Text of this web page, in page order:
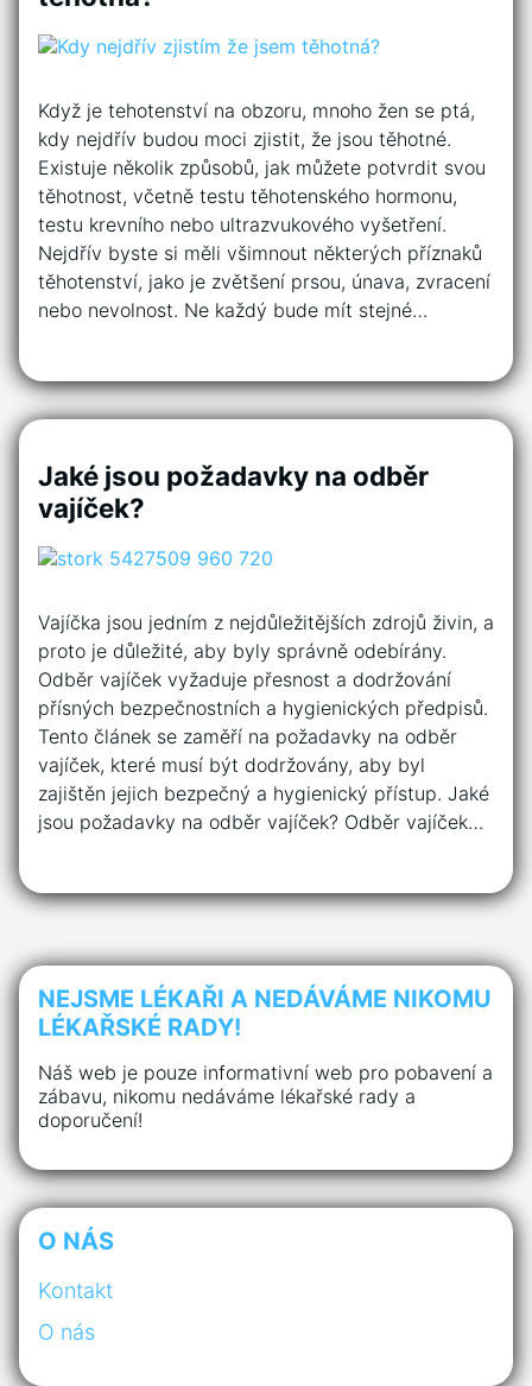
Když je tehotenství na obzoru, mnoho žen se ptá,
kdy nejdřív budou moci zjistit, že jsou těhotné.
Existuje několik způsobů, jak můžete potvrdit svou
těhotnost, včetně testu těhotenského hormonu,
testu krevního nebo ultrazvukového vyšetření.
Nejdřív byste si měli všimnout některých příznaků
těhotenství, jako je zvětšení prsou, únava, zvracení
nebo nevolnost. Ne každý bude mít stejné…
Jaké jsou požadavky na odběr
vajíček?
Vajíčka jsou jedním z nejdůležitějších zdrojů živin, a
proto je důležité, aby byly správně odebírány.
Odběr vajíček vyžaduje přesnost a dodržování
přísných bezpečnostních a hygienických předpisů.
Tento článek se zaměří na požadavky na odběr
vajíček, které musí být dodržovány, aby byl
zajištěn jejich bezpečný a hygienický přístup. Jaké
jsou požadavky na odběr vajíček? Odběr vajíček…
NEJSME LÉKAŘI A NEDÁVÁME NIKOMU
LÉKAŘSKÉ RADY!
Náš web je pouze informativní web pro pobavení a
zábavu, nikomu nedáváme lékařské rady a
doporučení!
O NÁS
Kontakt
O nás